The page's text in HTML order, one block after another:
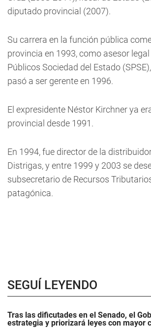
diputado provincial (2007).
Su carrera en la función pública
provincia en 1993, como asesor
Públicos Sociedad del Estado
pasó a ser gerente en 1996.
El expresidente Néstor Kirchner ya
provincial desde 1991.
En 1994, fue director de la
Distrigas, y entre 1999 y 2003 se
subsecretario de Recursos
patagónica.
SEGUÍ LEYENDO
Tras las dificutades en el Senado, el
estrategia y priorizará leyes con mayor